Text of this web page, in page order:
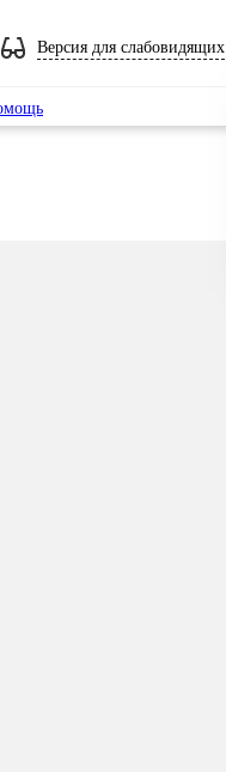
Версия для слабовидящих